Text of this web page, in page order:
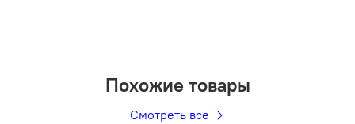
Похожие товары
Смотреть все